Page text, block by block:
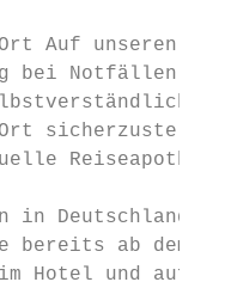
Ort Auf
bei Notfällen
Ort
in Deutschland
bereits ab dem
im Hotel und